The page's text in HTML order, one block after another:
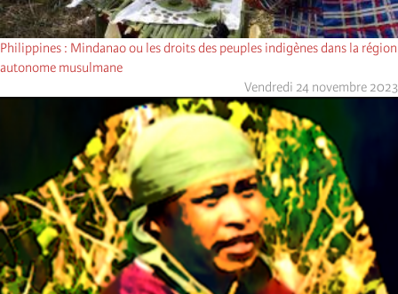
Philippines : Mindanao ou les droits des peuples indigènes dans la région
autonome musulmane
Vendredi 24 novembre 2023